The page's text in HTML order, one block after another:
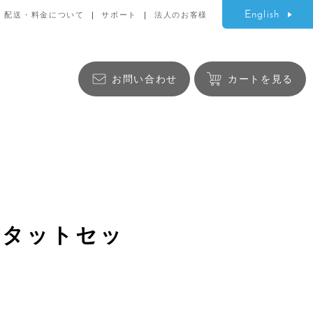
配送・料金について サポート 法人のお客様 English
お問い合わせ カートを見る
ットセッ